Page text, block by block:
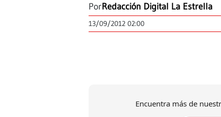
PorRedacción Digital La Estrella
13/09/2012 02:00
Encuentra más de